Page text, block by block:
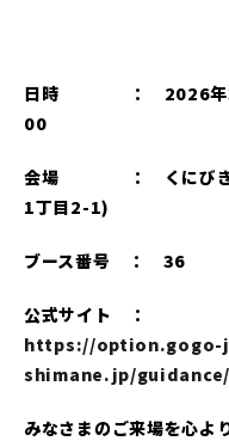
日時 ： 2026年3月
00
会場 ： くにびきメ
1丁目2-1)
ブース番号 ： 36
公式サイト ：
https://option.gogo-
shimane.jp/guidance/
みなさまのご来場を心よ